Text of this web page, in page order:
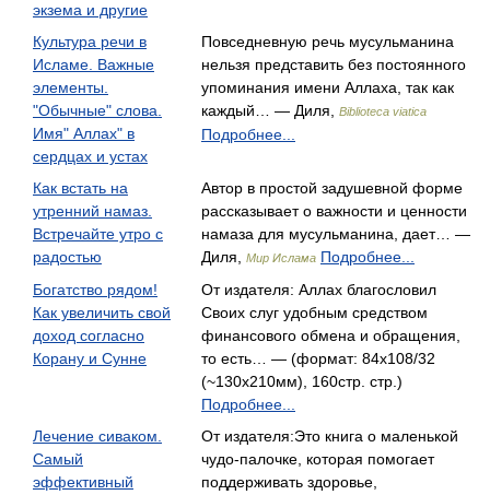
экзема и другие
Культура речи в
Исламе. Важные
элементы.
"Обычные" слова.
Имя" Аллах" в
сердцах и устах
Повседневную речь мусульманина
нельзя представить без постоянного
упоминания имени Аллаха, так как
каждый… — Диля,
Biblioteca viatica
Подробнее...
Как встать на
утренний намаз.
Встречайте утро с
радостью
Автор в простой задушевной форме
рассказывает о важности и ценности
намаза для мусульманина, дает… —
Диля,
Мир Ислама Подробнее...
Богатство рядом!
Как увеличить свой
доход согласно
Корану и Сунне
От издателя: Аллах благословил
Своих слуг удобным средством
финансового обмена и обращения,
то есть… — (формат: 84x108/32
(~130x210мм), 160стр. стр.)
Подробнее...
Лечение сиваком.
Самый
эффективный
От издателя:Это книга о маленькой
чудо-палочке, которая помогает
поддерживать здоровье,